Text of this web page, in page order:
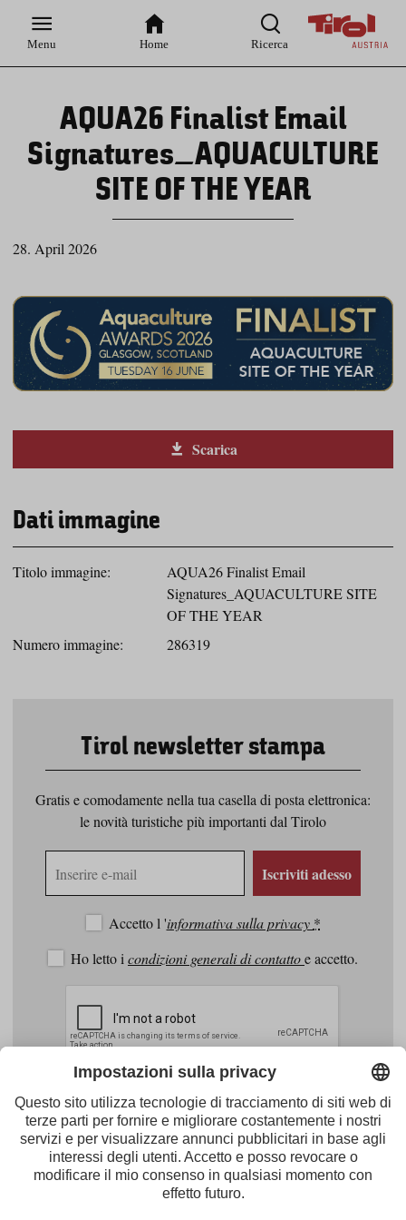
Hauptnavigation
Inhaltsbereich
Menu Home Ricerca
AQUA26 Finalist Email
Signatures_AQUACULTURE
SITE OF THE YEAR
28. April 2026
Scarica
Dati immagine
Titolo immagine:
AQUA26 Finalist Email
Signatures_AQUACULTURE SITE
OF THE YEAR
Numero immagine:
286319
Tirol newsletter stampa
Gratis e comodamente nella tua casella di posta elettronica:
le novità turistiche più importanti dal Tirolo
Iscriviti adesso
Accetto l 'informativa sulla privacy *
Ho letto i condizioni generali di contattoe accetto.
FacebookYoutubeInstagramPinterestFeed